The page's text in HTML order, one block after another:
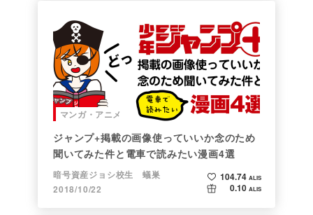
マンガ・アニメ
ジャンプ+掲載の画像使っていいか念のため
聞いてみた件と電車で読みたい漫画4選
暗号資産ジョシ校生 蟻巣
2018/10/22
104.74 ALIS
0.10 ALIS